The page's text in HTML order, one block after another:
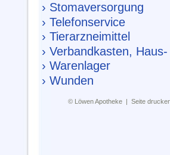
› Stomaversorgung
› Telefonservice
› Tierarzneimittel
› Verbandkasten,
› Warenlager
› Wunden
© Löwen Apotheke Seite